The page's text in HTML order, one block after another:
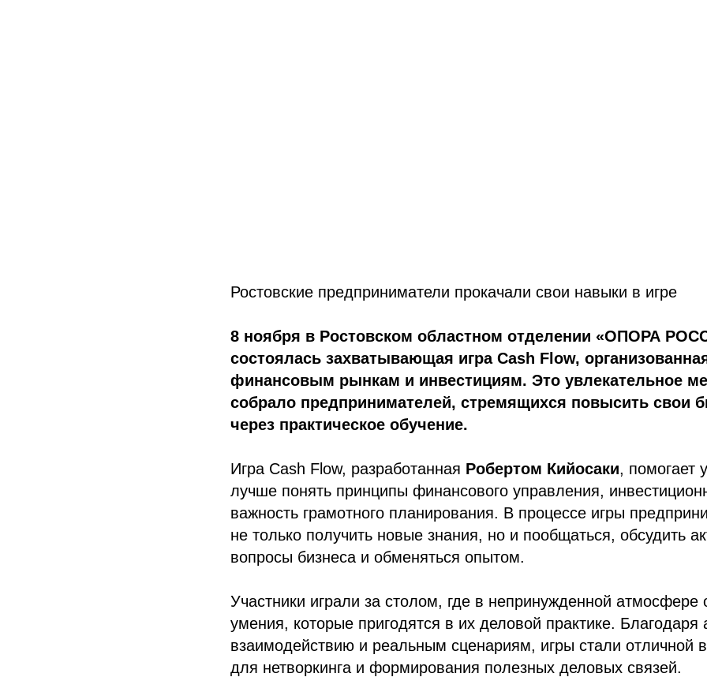
Ростовские предприниматели прокачали свои навыки в игре
8 ноября в Ростовском областном отделении «ОПОРА
состоялась захватывающая игра Cash Flow,
финансовым рынкам и инвестициям. Это увлекательное
собрало предпринимателей, стремящихся повысить свои
через практическое обучение.
Игра Cash Flow, разработанная Робертом Кийосаки, помогает
лучше понять принципы финансового управления,
важность грамотного планирования. В процессе игры
не только получить новые знания, но и пообщаться, обсудить
вопросы бизнеса и обменяться опытом.
Участники играли за столом, где в непринужденной атмосфере
умения, которые пригодятся в их деловой практике. Благодаря
взаимодействию и реальным сценариям, игры стали отличной
для нетворкинга и формирования полезных деловых связей.